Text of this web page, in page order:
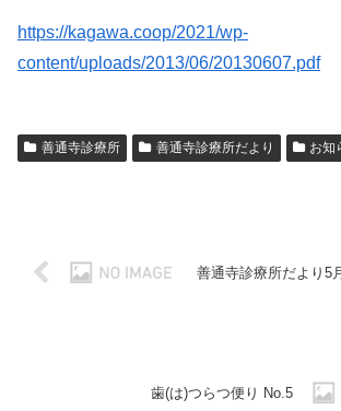
https://kagawa.coop/2021/wp-
content/uploads/2013/06/20130607.pdf
善通寺診療所 善通寺診療所だより お知
善通寺診療所だより5
歯(は)つらつ便り No.5